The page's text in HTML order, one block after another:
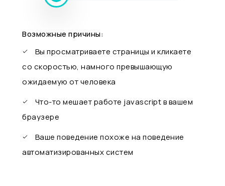
Возможные причины:
Вы просматриваете страницы и кликаете
со скоростью, намного превышающую
ожидаемую от человека
Что-то мешает работе javascript в вашем
браузере
Ваше поведение похоже на поведение
автоматизированных систем